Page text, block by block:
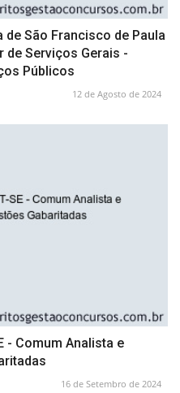
São Francisco de Paula
de Serviços Gerais -
Públicos
12 de Agosto de 2024
- Comum Analista e
16 de Setembro de 2024